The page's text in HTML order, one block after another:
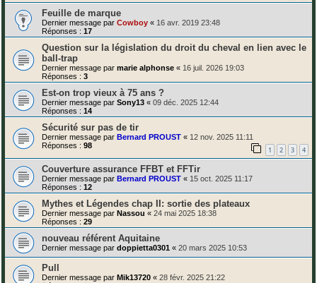
Feuille de marque
Dernier message par Cowboy « 16 avr. 2019 23:48
Réponses : 17
Question sur la législation du droit du cheval en lien avec le
ball-trap
Dernier message par marie alphonse « 16 juil. 2026 19:03
Réponses : 3
Est-on trop vieux à 75 ans ?
Dernier message par Sony13 « 09 déc. 2025 12:44
Réponses : 14
Sécurité sur pas de tir
Dernier message par Bernard PROUST « 12 nov. 2025 11:11
Réponses : 98 1 2 3 4
Couverture assurance FFBT et FFTir
Dernier message par Bernard PROUST « 15 oct. 2025 11:17
Réponses : 12
Mythes et Légendes chap II: sortie des plateaux
Dernier message par Nassou « 24 mai 2025 18:38
Réponses : 29
nouveau référent Aquitaine
Dernier message par doppietta0301 « 20 mars 2025 10:53
Pull
Dernier message par Mik13720 « 28 févr. 2025 21:22